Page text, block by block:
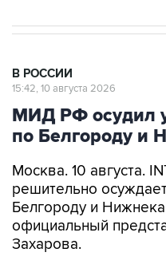
В РОССИИ
15:42, 10 августа 2026
МИД РФ осудил
по Белгороду и
Москва. 10 августа.
решительно
Белгороду и
официальный
Захарова.